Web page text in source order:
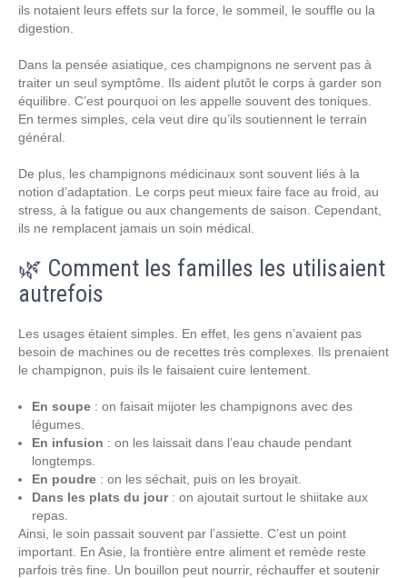
ils notaient leurs effets sur la force, le sommeil, le souffle ou la
digestion.
Dans la pensée asiatique, ces champignons ne servent pas à
traiter un seul symptôme. Ils aident plutôt le corps à garder son
équilibre. C’est pourquoi on les appelle souvent des toniques.
En termes simples, cela veut dire qu’ils soutiennent le terrain
général.
De plus, les champignons médicinaux sont souvent liés à la
notion d’adaptation. Le corps peut mieux faire face au froid, au
stress, à la fatigue ou aux changements de saison. Cependant,
ils ne remplacent jamais un soin médical.
🌿 Comment les familles les utilisaient
autrefois
Les usages étaient simples. En effet, les gens n’avaient pas
besoin de machines ou de recettes très complexes. Ils prenaient
le champignon, puis ils le faisaient cuire lentement.
En soupe : on faisait mijoter les champignons avec des
légumes.
En infusion : on les laissait dans l’eau chaude pendant
longtemps.
En poudre : on les séchait, puis on les broyait.
Dans les plats du jour: on ajoutait surtout le shiitake aux
repas.
Ainsi, le soin passait souvent par l’assiette. C’est un point
important. En Asie, la frontière entre aliment et remède reste
parfois très fine. Un bouillon peut nourrir, réchauffer et soutenir